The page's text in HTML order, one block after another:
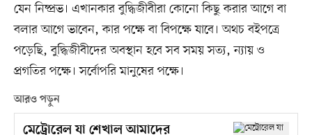
যেন নিষ্প্রভ। এখানকার বুদ্ধিজীবীরা কোনো কিছু করার আগে বা
বলার আগে ভাবেন, কার পক্ষে বা বিপক্ষে যাবে। অথচ বইপত্রে
পড়েছি, বুদ্ধিজীবীদের অবস্থান হবে সব সময় সত্য, ন্যায় ও
প্রগতির পক্ষে। সর্বোপরি মানুষের পক্ষে।
আরও পড়ুন
মেট্রোরেল যা শেখাল আমাদের